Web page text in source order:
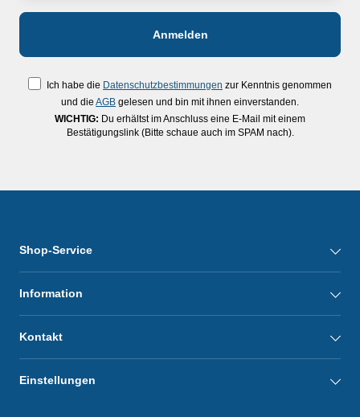
Ich habe die Datenschutzbestimmungen zur Kenntnis genommen
und die AGB gelesen und bin mit ihnen einverstanden.
WICHTIG: Du erhältst im Anschluss eine E-Mail mit einem
Bestätigungslink (Bitte schaue auch im SPAM nach).
Shop-Service
Information
Kontakt
Einstellungen